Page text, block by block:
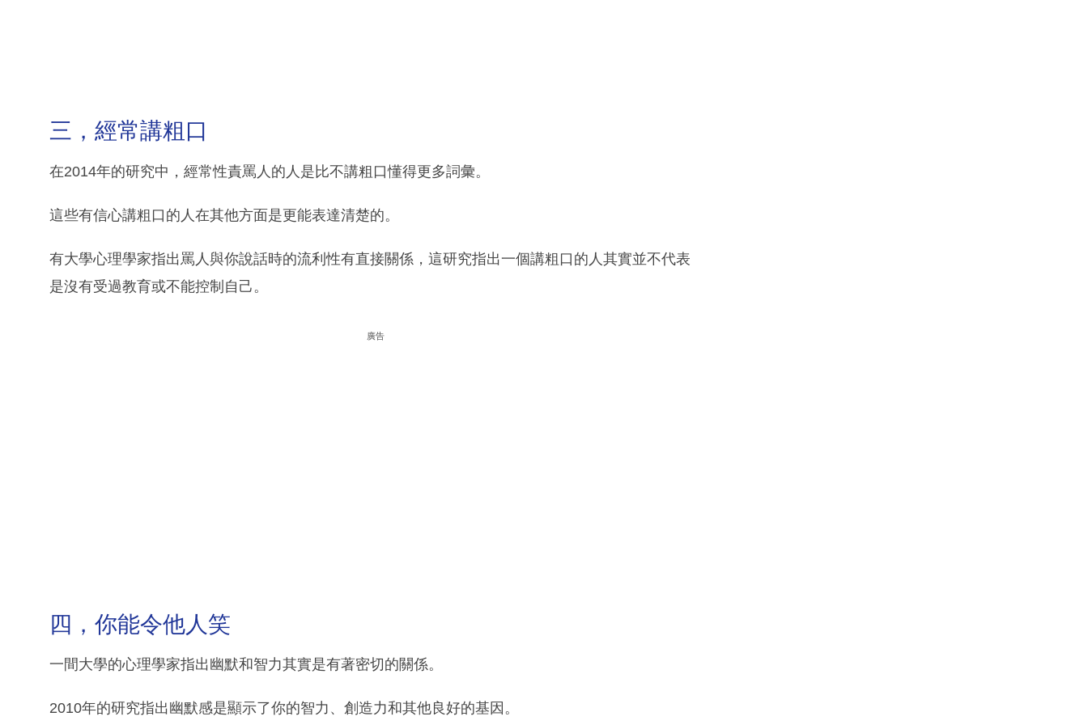
三，經常講粗口
在2014年的研究中，經常性責罵人的人是比不講粗口懂得更多詞彙。
這些有信心講粗口的人在其他方面是更能表達清楚的。
有大學心理學家指出罵人與你說話時的流利性有直接關係，這研究指出一個講粗口的人其實並不代表
是沒有受過教育或不能控制自己。
廣告
四，你能令他人笑
一間大學的心理學家指出幽默和智力其實是有著密切的關係。
2010年的研究指出幽默感是顯示了你的智力、創造力和其他良好的基因。